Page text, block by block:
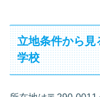
立地条件から見
学校